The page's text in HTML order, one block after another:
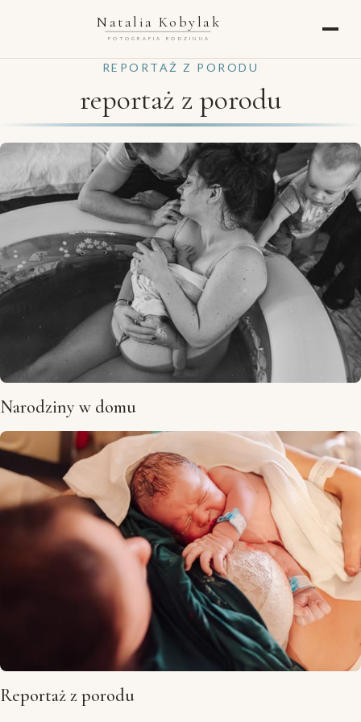
Natalia Kobylak
FOTOGRAFIA RODZINNA
REPORTAŻ Z PORODU
reportaż z porodu
Narodziny w domu
Reportaż z porodu